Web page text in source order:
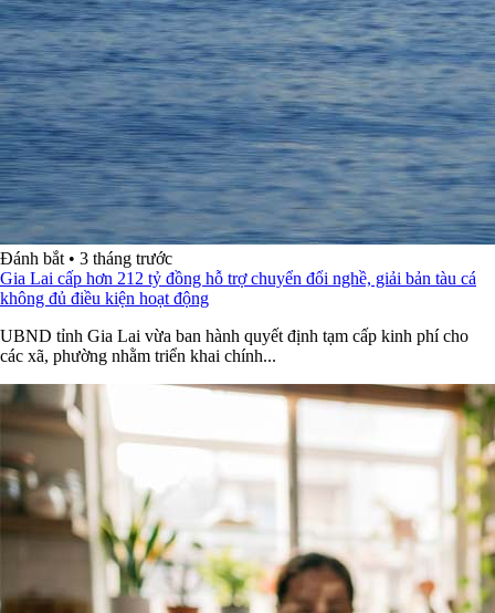
Đánh bắt • 3 tháng trước
Gia Lai cấp hơn 212 tỷ đồng hỗ trợ chuyển đổi nghề, giải bản tàu cá
không đủ điều kiện hoạt động
UBND tỉnh Gia Lai vừa ban hành quyết định tạm cấp kinh phí cho
các xã, phường nhằm triển khai chính...